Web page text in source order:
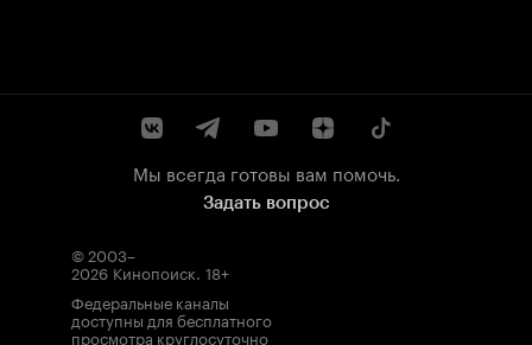
Мы всегда готовы вам помочь.
Задать вопрос
© 2003–
2026 Кинопоиск. 18+
Федеральные каналы
доступны для бесплатного
просмотра круглосуточно